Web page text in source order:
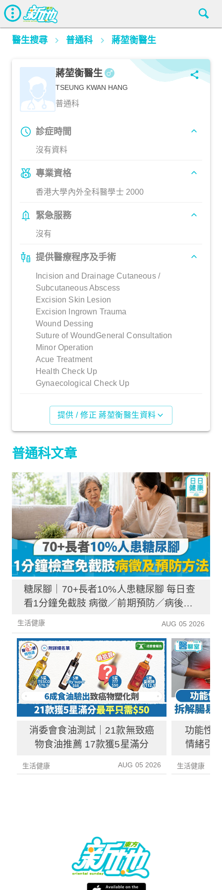
醫生搜尋 普通科 蔣堃衡醫生
蔣堃衡醫生
TSEUNG KWAN HANG
普通科
診症時間
沒有資料
專業資格
香港大學內外全科醫學士 2000
緊急服務
沒有
提供醫療程序及手術
Incision and Drainage Cutaneous /
Subcutaneous Abscess
Excision Skin Lesion
Excision Ingrown Trauma
Wound Dessing
Suture of WoundGeneral Consultation
Minor Operation
Acue Treatment
Health Check Up
Gynaecological Check Up
提供 / 修正 蔣堃衡醫生資料
普通科文章
糖尿腳｜70+長者10%人患糖尿腳 每日查
看1分鐘免截肢 病徵／前期預防／病後護
理一文睇清
生活健康 AUG 05 2026
消委會食油測試｜21款無致癌
物食油推薦 17款獲5星滿分
生活健康 AUG 05 2026
功能性
情緒引
生活健康